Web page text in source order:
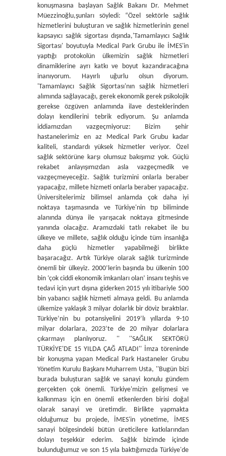
konuşmasına başlayan Sağlık Bakanı Dr. Mehmet
Müezzinoğlu,şunları söyledi: “Özel sektörle sağlık
hizmetlerini buluşturan ve sağlık hizmetlerinin genel
kapsayıcı sağlık sigortası dışında,'Tamamlayıcı Sağlık
Sigortası' boyutuyla Medical Park Grubu ile İMES'in
yaptığı protokolün ülkemizin sağlık hizmetleri
dinamiklerine ayrı katkı ve boyut kazandıracağına
inanıyorum. Hayırlı uğurlu olsun diyorum.
'Tamamlayıcı Sağlık Sigortası'nın sağlık hizmetleri
alımında sağlayacağı, gerek ekonomik gerek psikolojik
gerekse özgüven anlamında ilave desteklerinden
dolayı kendilerini tebrik ediyorum. Şu anlamda
iddiamızdan vazgeçmiyoruz: Bizim şehir
hastanelerimiz en az Medical Park Grubu kadar
kaliteli, standardı yüksek hizmetler veriyor. Özel
sağlık sektörüne karşı olumsuz bakışımız yok. Güçlü
rekabet anlayışımızdan asla vazgeçmedik ve
vazgeçmeyeceğiz. Sağlık turizmini onlarla beraber
yapacağız, millete hizmeti onlarla beraber yapacağız.
Üniversitelerimiz bilimsel anlamda çok daha iyi
noktaya taşımasında ve Türkiye'nin tıp biliminde
alanında dünya ile yarışacak noktaya gitmesinde
yanında olacağız. Aramızdaki tatlı rekabet ile bu
ülkeye ve millete, sağlık olduğu içinde tüm insanlığa
daha güçlü hizmetler yapabilmeği birlikte
başaracağız. Artık Türkiye olarak sağlık turizminde
önemli bir ülkeyiz. 2000’lerin başında bu ülkenin 100
bin ‘çok ciddi ekonomik imkanları olan’ insanı teşhis ve
tedavi için yurt dışına giderken 2015 yılı itibariyle 500
bin yabancı sağlık hizmeti almaya geldi. Bu anlamda
ülkemize yaklaşık 3 milyar dolarlık bir döviz bıraktılar.
Türkiye’nin bu potansiyelini 2019’lı yıllarda 9-10
milyar dolarlara, 2023’te de 20 milyar dolarlara
çıkarmayı planlıyoruz. '' ''SAĞLIK SEKTÖRÜ
TÜRKİYE'DE 15 YILDA ÇAĞ ATLADI'' İmza töreninde
bir konuşma yapan Medical Park Hastaneler Grubu
Yönetim Kurulu Başkanı Muharrem Usta, ''Bugün bizi
burada buluşturan sağlık ve sanayi konulu gündem
gerçekten çok önemli. Türkiye'mizin gelişmesi ve
kalkınması için en önemli etkenlerden birisi doğal
olarak sanayi ve üretimdir. Birlikte yapmakta
olduğumuz bu projede, İMES'in yönetime, İMES
sanayi bölgesindeki bütün üreticilere katkılarından
dolayı teşekkür ederim. Sağlık bizimde içinde
bulunduğumuz ve son 15 yıla baktığımızda Türkiye'de